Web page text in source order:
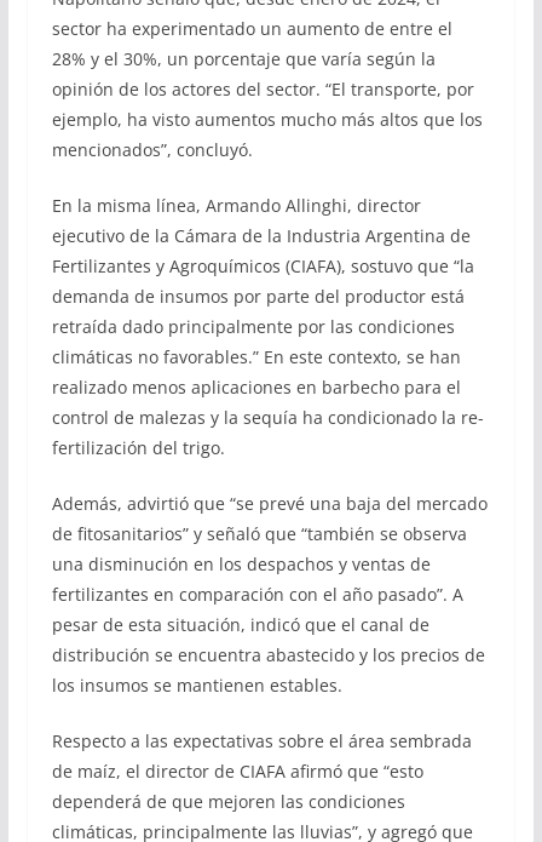
sector ha experimentado un aumento de entre el
28% y el 30%, un porcentaje que varía según la
opinión de los actores del sector. “El transporte, por
ejemplo, ha visto aumentos mucho más altos que los
mencionados”, concluyó.
En la misma línea, Armando Allinghi, director
ejecutivo de la Cámara de la Industria Argentina de
Fertilizantes y Agroquímicos (CIAFA), sostuvo que “la
demanda de insumos por parte del productor está
retraída dado principalmente por las condiciones
climáticas no favorables.” En este contexto, se han
realizado menos aplicaciones en barbecho para el
control de malezas y la sequía ha condicionado la re-
fertilización del trigo.
Además, advirtió que “se prevé una baja del mercado
de fitosanitarios” y señaló que “también se observa
una disminución en los despachos y ventas de
fertilizantes en comparación con el año pasado”. A
pesar de esta situación, indicó que el canal de
distribución se encuentra abastecido y los precios de
los insumos se mantienen estables.
Respecto a las expectativas sobre el área sembrada
de maíz, el director de CIAFA afirmó que “esto
dependerá de que mejoren las condiciones
climáticas, principalmente las lluvias”, y agregó que